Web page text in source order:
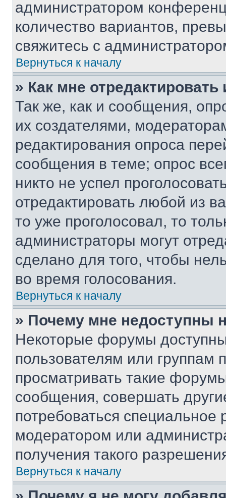
администратором
количество вариантов,
свяжитесь с
Вернуться к началу
» Как мне
Так же, как и сообщения,
их создателями,
редактирования опроса
сообщения в теме; опрос
никто не успел
отредактировать любой из
то уже проголосовал, то
администраторы могут
сделано для того, чтобы
во время голосования.
Вернуться к началу
» Почему мне недоступны
Некоторые форумы
пользователям или группам
просматривать такие
сообщения, совершать
потребоваться
модератором или
получения такого
Вернуться к началу